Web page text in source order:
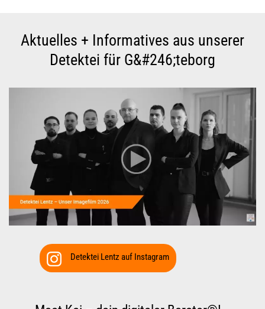
Detektei Lentz auf Instagram